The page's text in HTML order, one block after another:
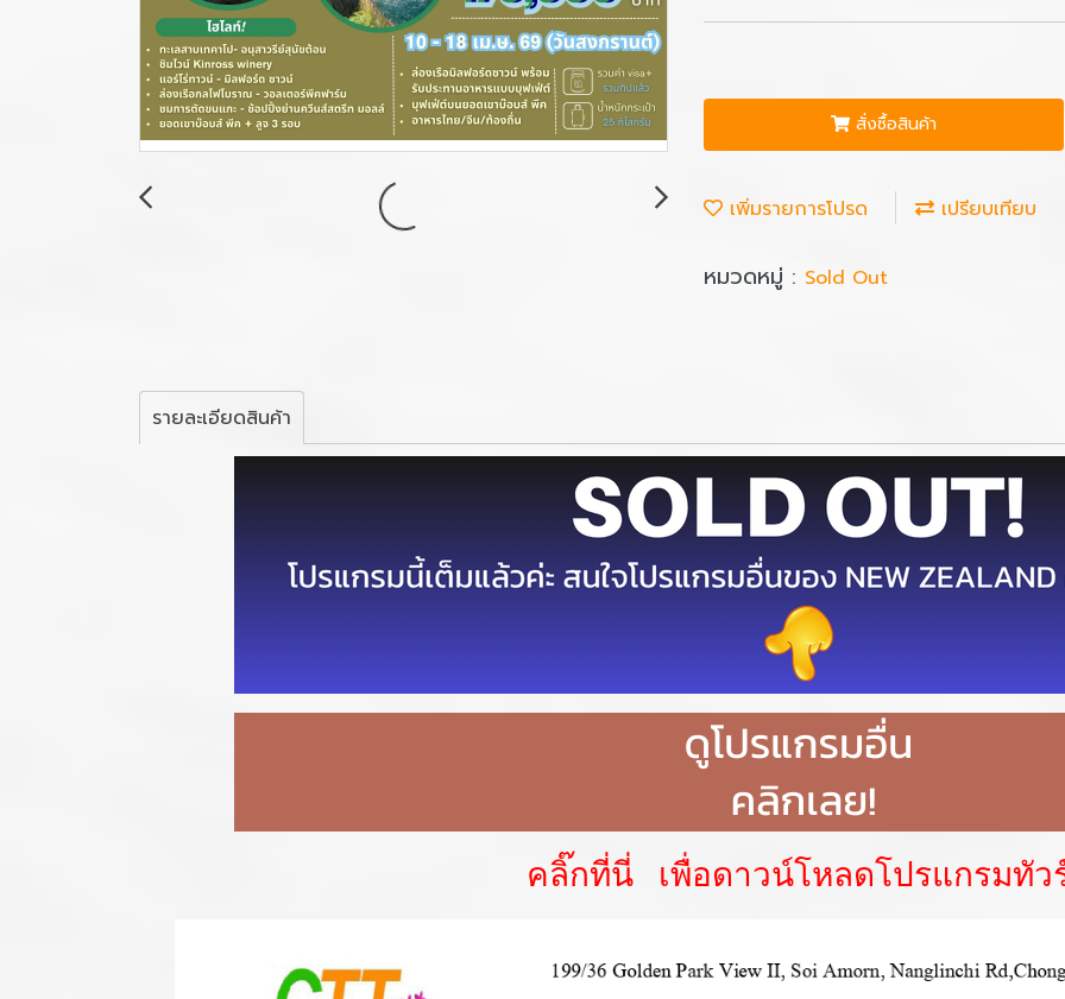
สั่งซื้อสินค้า
เพิ่มรายการโปรด เปรียบเทียบ
หมวดหมู่ : Sold Out
รายละเอียดสินค้า
คลิ๊กที่นี่ เพื่อดาวน์โหลดโปรแกรมทัว